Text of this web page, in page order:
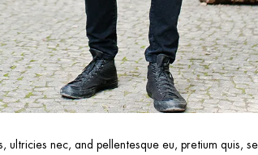
ultricies nec, and pellentesque eu, pretium quis,